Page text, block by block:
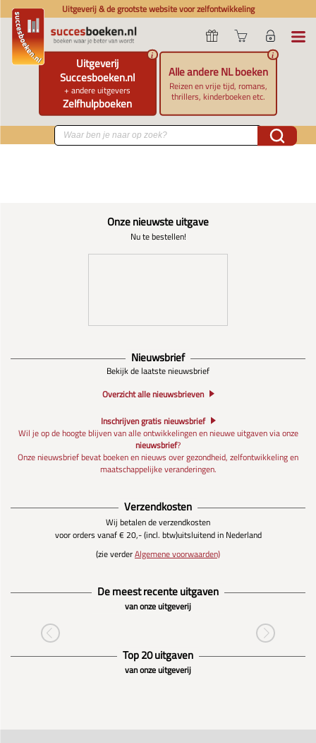
Uitgeverij & de grootste website voor zelfontwikkeling
Uitgeverij
Succesboeken.nl
+ andere uitgevers
Zelfhulpboeken
i
Alle andere NL boeken
Reizen en vrije tijd, romans,
thrillers, kinderboeken etc.
i
Onze nieuwste uitgave
Nu te bestellen!
Nieuwsbrief
Bekijk de laatste nieuwsbrief
Overzicht alle nieuwsbrieven
Inschrijven gratis nieuwsbrief
Wil je op de hoogte blijven van alle ontwikkelingen en nieuwe uitgaven via onze
nieuwsbrief?
Onze nieuwsbrief bevat boeken en nieuws over gezondheid, zelfontwikkeling en
maatschappelijke veranderingen.
Verzendkosten
Wij betalen de verzendkosten
voor orders vanaf € 20,- (incl. btw)uitsluitend in Nederland
(zie verderAlgemene voorwaarden)
De meest recente uitgaven
van onze uitgeverij
Top 20 uitgaven
van onze uitgeverij